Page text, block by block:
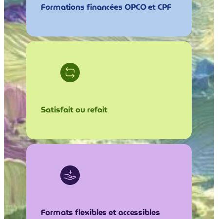
Formations financées OPCO et CPF
Satisfait ou refait
Formats flexibles et accessibles